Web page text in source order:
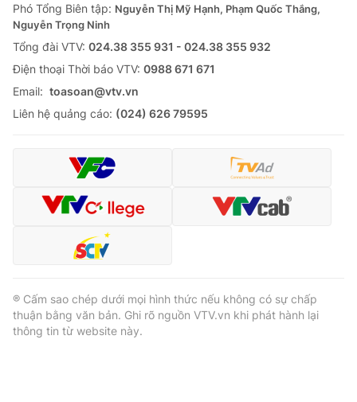
Phó Tổng Biên tập: Nguyễn Thị Mỹ Hạnh, Phạm Quốc Thắng,
Nguyễn Trọng Ninh
Tổng đài VTV: 024.38 355 931 - 024.38 355 932
Ðiện thoại Thời báo VTV: 0988 671 671
Email: toasoan@vtv.vn
Liên hệ quảng cáo: (024) 626 79595
® Cấm sao chép dưới mọi hình thức nếu không có sự chấp
thuận bằng văn bản. Ghi rõ nguồn VTV.vn khi phát hành lại
thông tin từ website này.